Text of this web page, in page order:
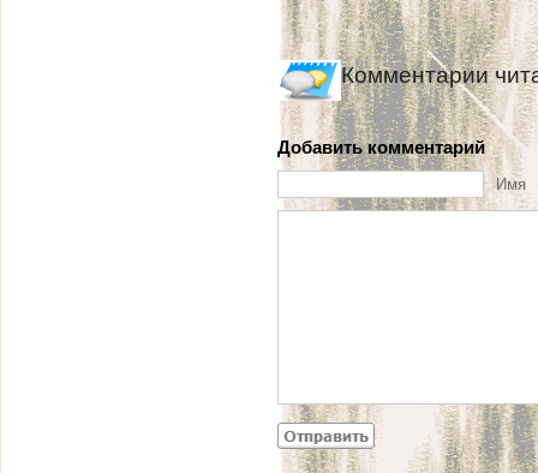
Комментарии
Добавить комментарий
Имя